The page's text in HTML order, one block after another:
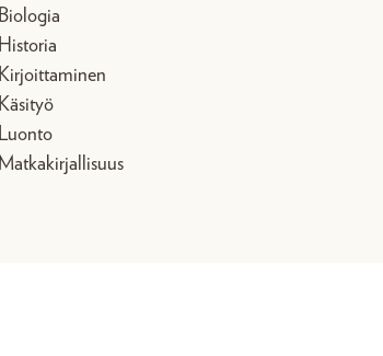
Biologia
Historia
Kirjoittaminen
Käsityö
Luonto
Matkakirjallisuus